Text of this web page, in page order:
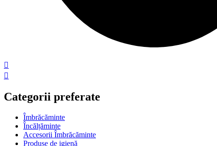
Categorii preferate
Îmbrăcăminte
Încălțăminte
Accesorii Îmbrăcăminte
Produse de igienă